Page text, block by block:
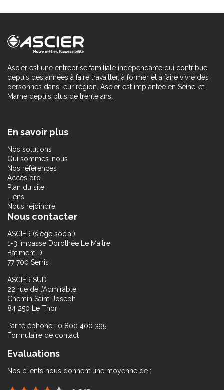
Ascier est une entreprise familiale indépendante qui contribue
depuis des années à faire travailler, à former et à faire vivre des
personnes dans leur région. Ascier est implantée en Seine-et-
Marne depuis plus de trente ans.
En savoir plus
Nos solutions
Qui sommes-nous
Nos références
Accès pro
Plan du site
Liens
Nous rejoindre
Nous contacter
ASCIER (siège social)
1-3 impasse Dorothée Le Maitre
Bâtiment D
77 700 Serris
ASCIER SUD
22 rue de l’Admirable,
Chemin Saint-Joseph
84 250 Le Thor
Par téléphone : 0 800 400 395
Formulaire de contact
Evaluations
Nos clients nous donnent une moyenne de :